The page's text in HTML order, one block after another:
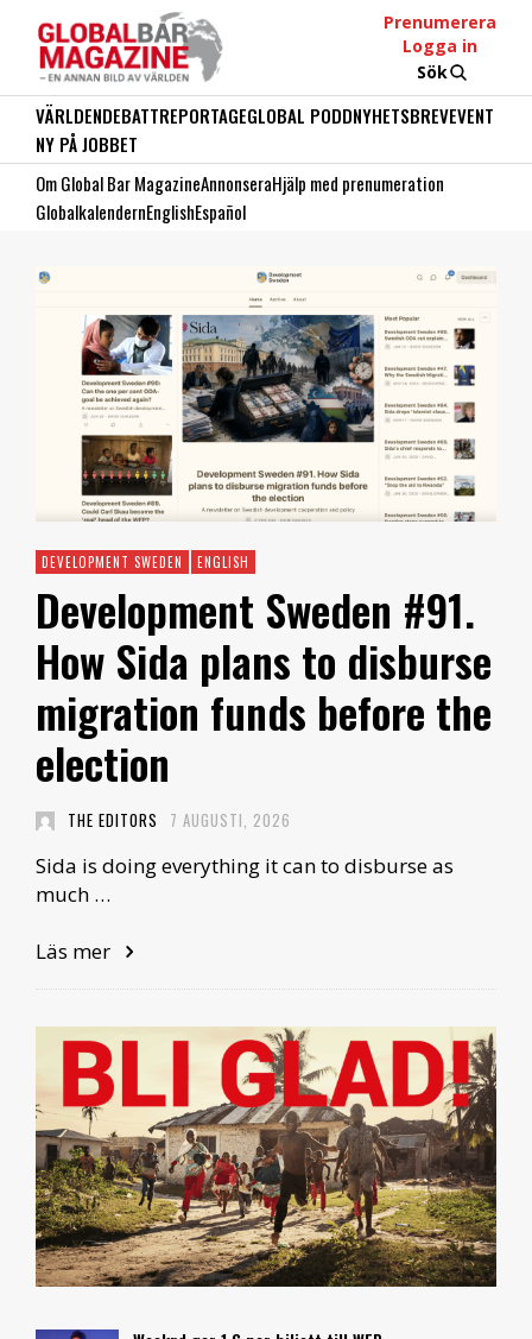
Prenumerera
Logga in
Sök
VÄRLDENDEBATTREPORTAGEGLOBAL PODDNYHETSBREVEVENT
NY PÅ JOBBET
Om Global Bar MagazineAnnonseraHjälp med prenumeration
GlobalkalendernEnglishEspañol
DEVELOPMENT SWEDEN ENGLISH
Development Sweden #91.
How Sida plans to disburse
migration funds before the
election
THE EDITORS 7 AUGUSTI, 2026
Sida is doing everything it can to disburse as
much …
Läs mer